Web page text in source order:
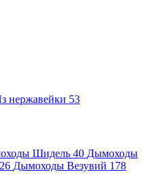
нержавейки 53
Шидель 40 Дымоходы
26 Дымоходы Везувий 178